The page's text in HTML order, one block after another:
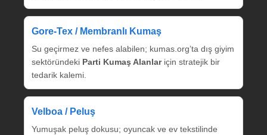
Gore‑Tex / Membranlı Kumaş
Su geçirmez ve nefes alabilen; kumas.org’ta dış giyim
sektöründeki Parti Kumaş Alanlariçin stratejik bir
tedarik kalemi.
Velboa / Peluş
Yumuşak peluş dokusu; oyuncak ve ev tekstilinde